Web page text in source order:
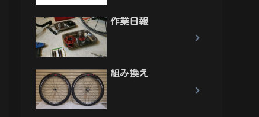
作業日報
組み換え